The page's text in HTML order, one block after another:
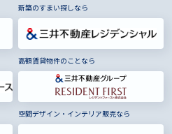
新築のすまい探しなら
高額賃貸物件のことなら
空間デザイン・インテリア販売なら